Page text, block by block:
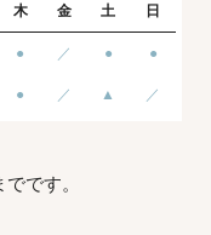
木 金 土 日
● ／ ● ●
● ／ ▲ ／
です。